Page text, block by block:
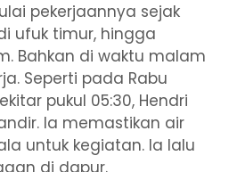
pekerjaannya sejak
ufuk timur, hingga
Bahkan di waktu malam
Seperti pada Rabu
pukul 05:30, Hendri
Ia memastikan air
untuk kegiatan. Ia lalu